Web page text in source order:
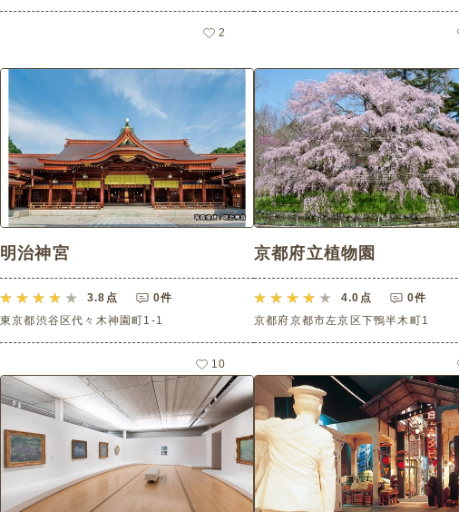
2
明治神宮
3.8 点
0件
東京都渋谷区代々木神園町1-1
10
京都府立植物園
4.0 点
0件
京都府京都市左京区下鴨半木町1